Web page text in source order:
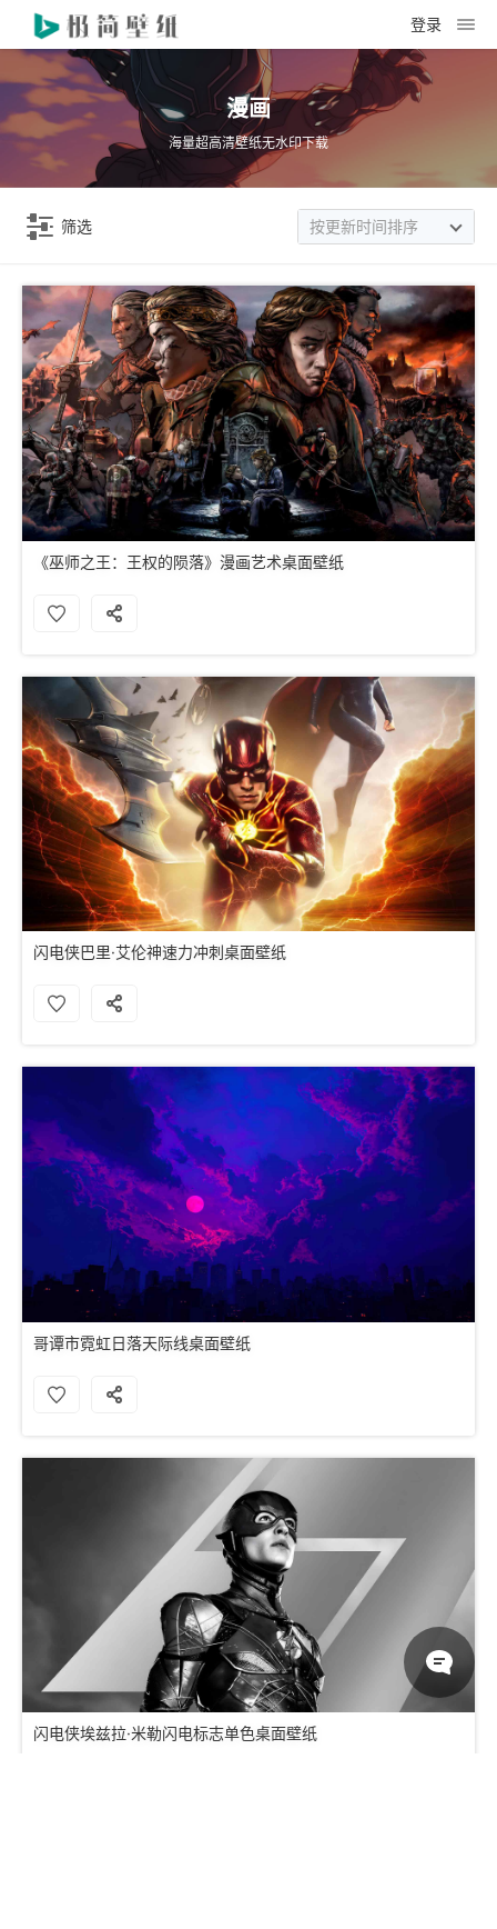
登录
漫画
海量超高清壁纸无水印下载
筛选 按更新时间排序
《巫师之王：王权的陨落》漫画艺术桌面壁纸
闪电侠巴里·艾伦神速力冲刺桌面壁纸
哥谭市霓虹日落天际线桌面壁纸
闪电侠埃兹拉·米勒闪电标志单色桌面壁纸